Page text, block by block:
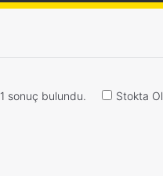
1 sonuç bulundu. Stokta